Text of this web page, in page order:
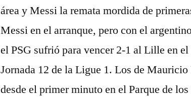
área y Messi la remata mordida de
Messi en el arranque, pero con el
el PSG sufrió para vencer 2-1 al Lille en
Jornada 12 de la Ligue 1. Los de
desde el primer minuto en el Parque de